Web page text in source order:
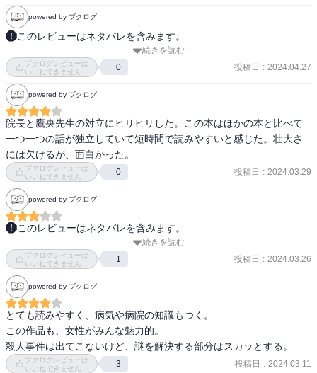
依拠しているものが多かったですが、「不可視の胎児」では、医療
というものに対する鷹央の姿勢に胸を打たれました。
powered by ブクログ
このレビューはネタバレを含みます。
物語を彩ってくれる
今までの物語を形に
版元移行があったからこそ
完全版って形で挟まってくれた物語
いつもの物語
思い出す物語
アニメが楽しみです
続きを読む
ブクログレビューは
いいねできません
0 投稿日 : 2024.04.27
powered by ブクログ
院長と鷹央先生の対立にヒリヒリした。この本はほかの本と比べて
一つ一つの話が独立していて短時間で読みやすいと感じた。壮大さ
には欠けるが、面白かった。
ブクログレビューは
いいねできません
0 投稿日 : 2024.03.29
powered by ブクログ
このレビューはネタバレを含みます。
前から気になっていたシリーズ。
完全版発売とのことで購入。
著者が現役医師とのことで、本格ミステリーかと思ってましたが、
予想以上にラノベでした。
理論上は可能でしょうけど…そうはならんでしょ(笑)
みたいなシーンもありますが
続きを読む
ブクログレビューは
いいねできません
1 投稿日 : 2024.03.26
powered by ブクログ
とても読みやすく、病気や病院の知識もつく。
この作品も、女性がみんな魅力的。
殺人事件は出てこないけど、謎を解決する部分はスカッとする。
ブクログレビューは
いいねできません
3 投稿日 : 2024.03.11